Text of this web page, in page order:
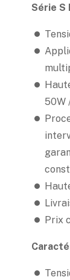
Série S
50W
Prix